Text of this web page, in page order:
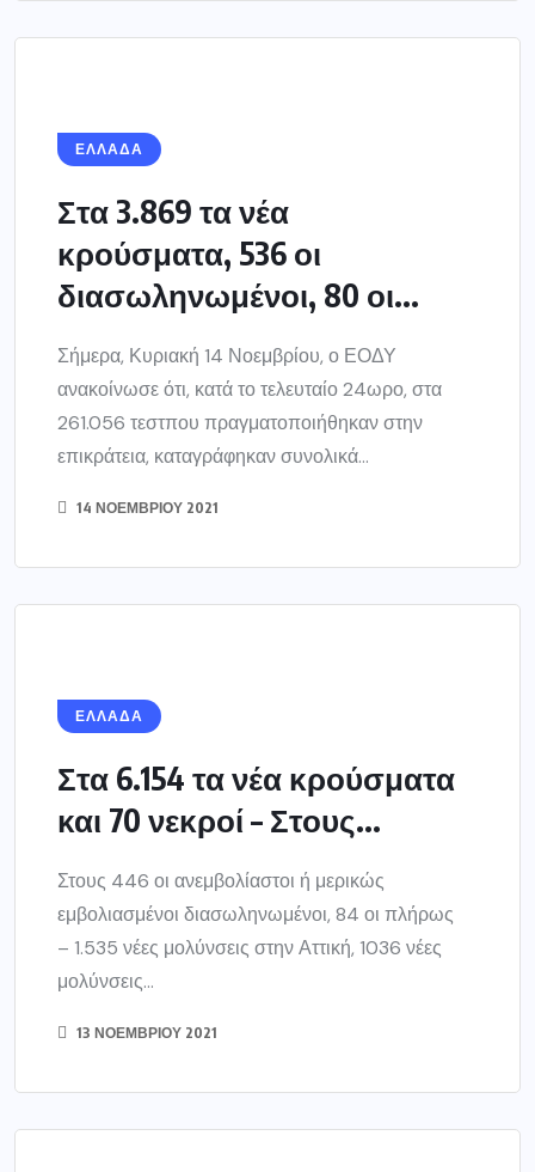
ΕΛΛΑΔΑ
Στα 3.869 τα νέα
κρούσματα, 536 οι
διασωληνωμένοι, 80 οι...
Σήμερα, Κυριακή 14 Νοεμβρίου, ο ΕΟΔΥ
ανακοίνωσε ότι, κατά το τελευταίο 24ωρο, στα
261.056 τεστπου πραγματοποιήθηκαν στην
επικράτεια, καταγράφηκαν συνολικά...
14 ΝΟΕΜΒΡΊΟΥ 2021
ΕΛΛΑΔΑ
Στα 6.154 τα νέα κρούσματα
και 70 νεκροί – Στους...
Στους 446 οι ανεμβολίαστοι ή μερικώς
εμβολιασμένοι διασωληνωμένοι, 84 οι πλήρως
– 1.535 νέες μολύνσεις στην Αττική, 1036 νέες
μολύνσεις...
13 ΝΟΕΜΒΡΊΟΥ 2021